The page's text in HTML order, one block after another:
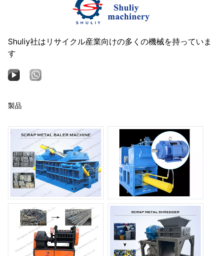
Shuliy社はリサイクル産業向けの多くの機械を持っていま
す
製品